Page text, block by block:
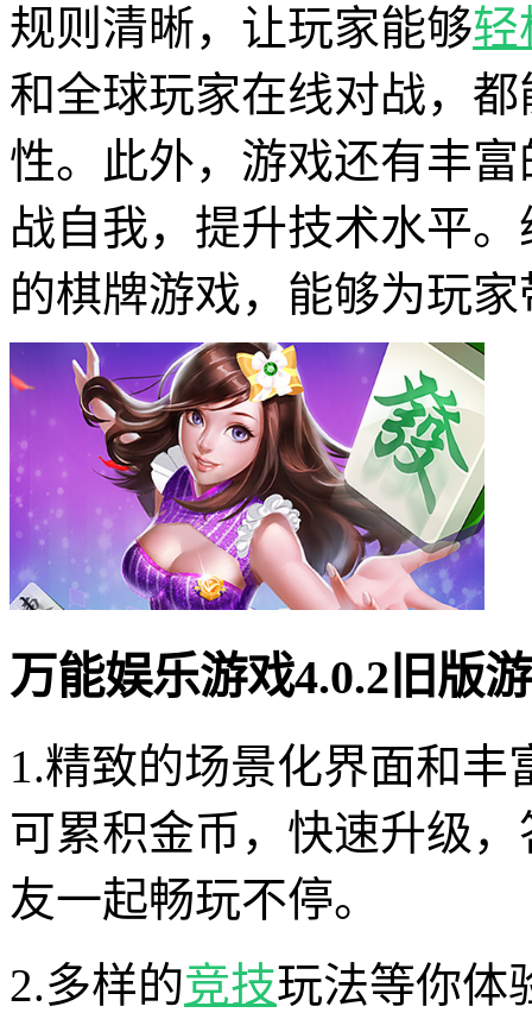
规则清晰，让玩家能够轻
和全球玩家在线对战，
性。此外，游戏还有丰
战自我，提升技术水平
的棋牌游戏，能够为玩
万能娱乐游戏4.0.2旧版
1.精致的场景化界面和
可累积金币，快速升级
友一起畅玩不停。
2.多样的竞技玩法等你体